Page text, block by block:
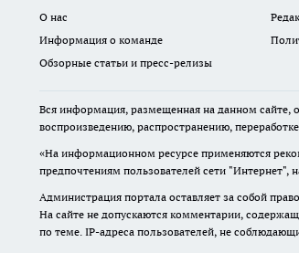
О нас
Информация о команде
Обзорные статьи и пресс-релизы
Вся информация, размещенная на данном сайте,
воспроизведению, распространению,
«На информационном ресурсе применяются
предпочтениям пользователей сети "Интернет",
Администрация портала оставляет за собой
На сайте не допускаются комментарии,
по теме. IP-адреса пользователей, не